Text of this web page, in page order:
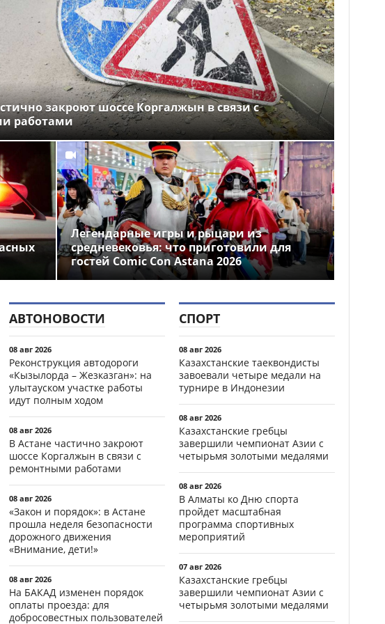
закроют шоссе Коргалжын в связи с
работами
Легендарные игры и рыцари из
средневековья: что приготовили для
гостей Comic Con Astana 2026
АВТОНОВОСТИ
08 авг 2026
Реконструкция автодороги
«Кызылорда – Жезказган»: на
улытауском участке работы
идут полным ходом
08 авг 2026
В Астане частично закроют
шоссе Коргалжын в связи с
ремонтными работами
08 авг 2026
«Закон и порядок»: в Астане
прошла неделя безопасности
дорожного движения
«Внимание, дети!»
08 авг 2026
На БАКАД изменен порядок
оплаты проезда: для
добросовестных пользователей
СПОРТ
08 авг 2026
Казахстанские таеквондисты
завоевали четыре медали на
турнире в Индонезии
08 авг 2026
Казахстанские гребцы
завершили чемпионат Азии с
четырьмя золотыми медалями
08 авг 2026
В Алматы ко Дню спорта
пройдет масштабная
программа спортивных
мероприятий
07 авг 2026
Казахстанские гребцы
завершили чемпионат Азии с
четырьмя золотыми медалями